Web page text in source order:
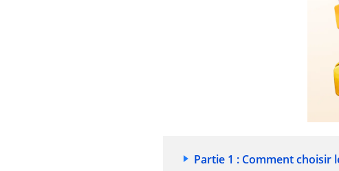
Partie 1 : Comment choisir